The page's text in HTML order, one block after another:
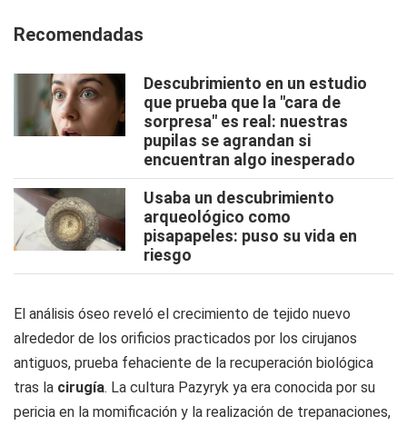
Recomendadas
Descubrimiento en un estudio
que prueba que la "cara de
sorpresa" es real: nuestras
pupilas se agrandan si
encuentran algo inesperado
Usaba un descubrimiento
arqueológico como
pisapapeles: puso su vida en
riesgo
El análisis óseo reveló el crecimiento de tejido nuevo
alrededor de los orificios practicados por los cirujanos
antiguos, prueba fehaciente de la recuperación biológica
tras la cirugía. La cultura Pazyryk ya era conocida por su
pericia en la momificación y la realización de trepanaciones,